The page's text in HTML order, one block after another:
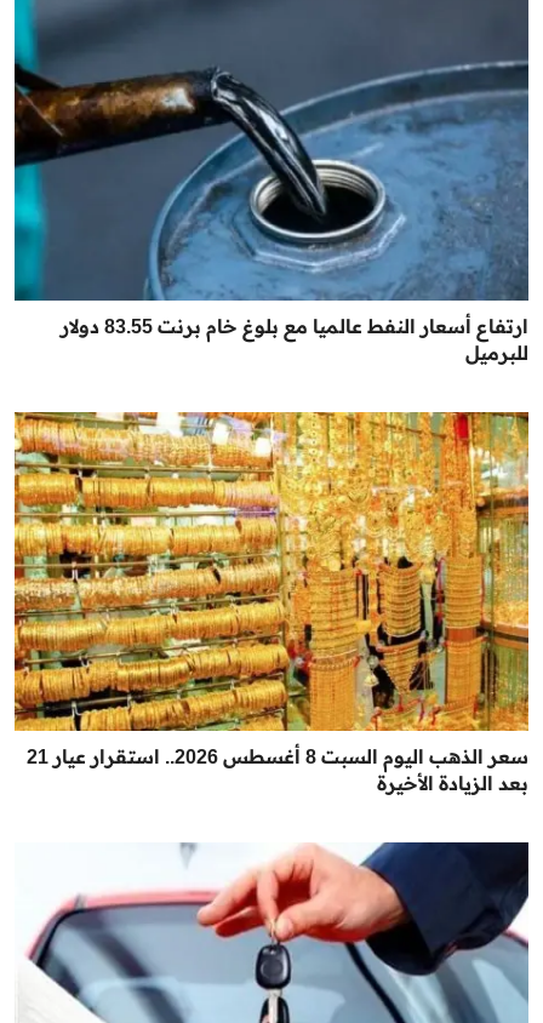
ارتفاع أسعار النفط عالميا مع بلوغ خام برنت 83.55 دولار
للبرميل
سعر الذهب اليوم السبت 8 أغسطس 2026.. استقرار عيار 21
بعد الزيادة الأخيرة